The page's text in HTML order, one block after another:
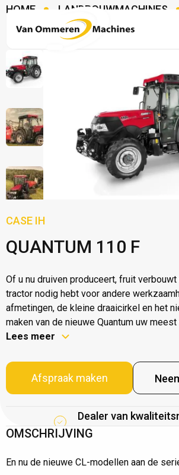
HOME
LANDBOUWMACHINES
TRACTOREN
CASE IH
CASE IH
QUANTUM 110 F
Of u nu druiven produceert, fruit
tractor nodig hebt voor andere
afmetingen, de kleine draaicirkel en het
maken van de nieuwe Quantum uw
Lees meer
Afspraak maken
Dealer van
OMSCHRIJVING
En nu de nieuwe CL-modellen aan de